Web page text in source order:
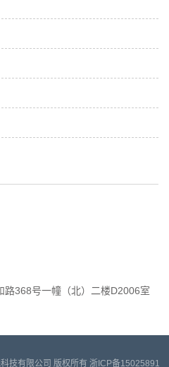
368号一幢（北）二楼D2006室
技有限公司 版权所有 浙ICP备15025891